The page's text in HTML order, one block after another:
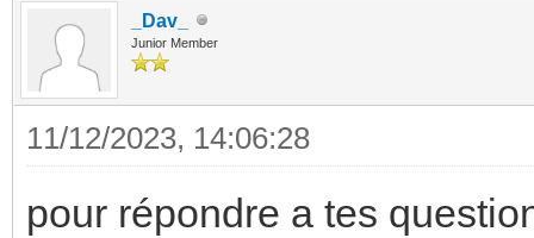
_Dav_
Junior Member
11/12/2023, 14:06:28
pour répondre a tes